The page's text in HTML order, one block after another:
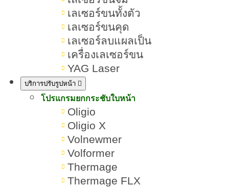
เลเซอร์ขนทั้งตัว
เลเซอร์ขนคุด
เลเซอร์ลบแผลเป็น
เครื่องเลเซอร์ขน
YAG Laser
บริการปรับรูปหน้า
โปรแกรมยกกระชับใบหน้า
Oligio
Oligio X
Volnewmer
Volformer
Thermage
Thermage FLX
วิธีทำให้หน้ากระจ่างใส มีอะไรบ้าง
ทำหน้ากระจ่างใส เลือกวิธีไหนดี
สรุปเกี่ยวกับวิธีทำให้หน้ากระจ่างใส
15 วิธีทำให้หน้ากระจ่างใส
แบบเร่งด่วน แก้หน้าโทรม
ในยุคปัจจุบันที่การดูแลผิวพรรณกลาย